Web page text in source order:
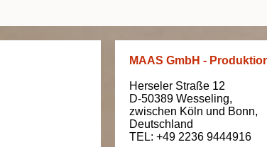
MAAS GmbH -
Herseler Straße 12
D-50389 Wesseling,
zwischen Köln und Bonn,
Deutschland
TEL: +49 2236 9444916